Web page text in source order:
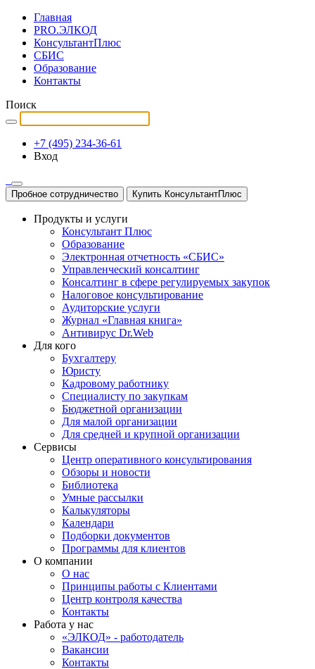
Главная
PRO.ЭЛКОД
КонсультантПлюс
СБИС
Образование
Контакты
Поиск
+7 (495) 234-36-61
Вход
Пробное сотрудничество Купить КонсультантПлюс
Продукты и услуги
Консультант Плюс
Образование
Электронная отчетность «СБИС»
Управленческий консалтинг
Консалтинг в сфере регулируемых закупок
Налоговое консультирование
Аудиторские услуги
Журнал «Главная книга»
Антивирус Dr.Web
Для кого
Бухгалтеру
Юристу
Кадровому работнику
Специалисту по закупкам
Бюджетной организации
Для малой организации
Для средней и крупной организации
Сервисы
Центр оперативного консультирования
Обзоры и новости
Библиотека
Умные рассылки
Калькуляторы
Календари
Подборки документов
Программы для клиентов
О компании
О нас
Принципы работы с Клиентами
Центр контроля качества
Контакты
Работа у нас
«ЭЛКОД» - работодатель
Вакансии
Контакты